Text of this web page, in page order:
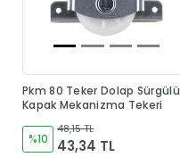
Pkm 80 Teker Dolap Sürgülü
Kapak Mekanizma Tekeri
%10
48,15 TL
43,34 TL